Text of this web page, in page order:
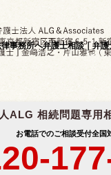
事務所へ弁護士相談｜弁
ALG 相続問題専用
お電話でのご相談受付全国
2019-2026 相続問題のご
All Rights